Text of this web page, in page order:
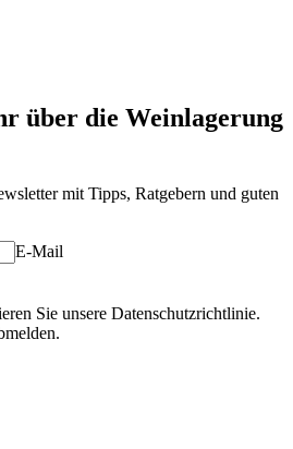
über die Weinlagerung
mit Tipps, Ratgebern und guten
E-Mail
Sie unsere Datenschutzrichtlinie.